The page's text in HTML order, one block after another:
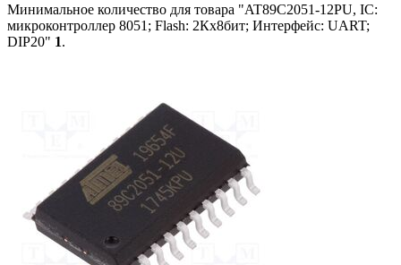
Минимальное количество для товара "AT89C2051-12PU, IC:
микроконтроллер 8051; Flash: 2Кx8бит; Интерфейс: UART;
DIP20" 1.